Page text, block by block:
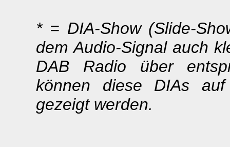
* = DIA-Show (Slide-
dem Audio-Signal auch
DAB Radio über
können diese DIAs
gezeigt werden.